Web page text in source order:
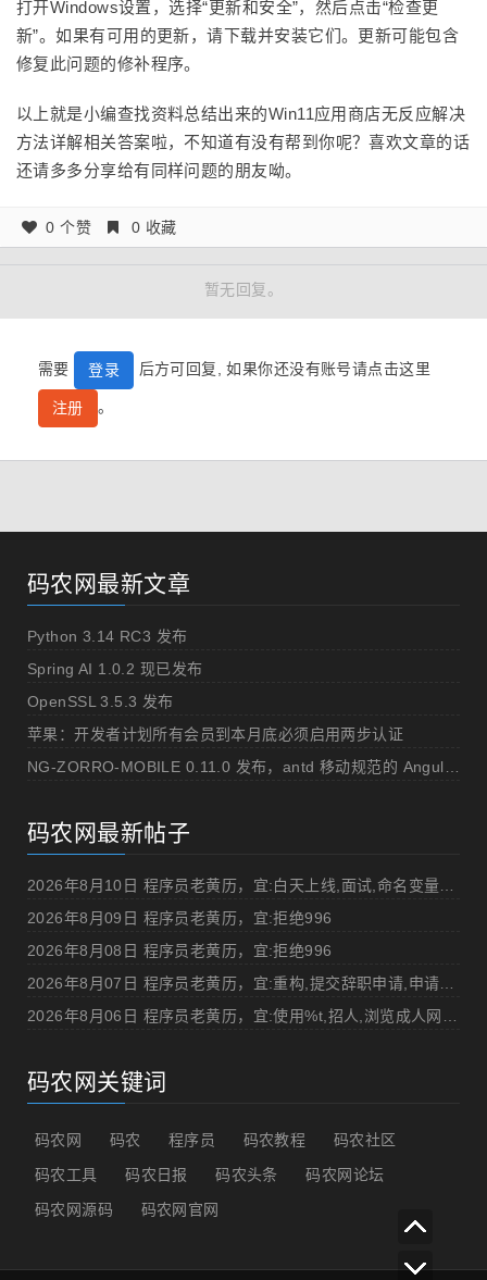
打开Windows设置，选择“更新和安全”，然后点击“检查更
新”。如果有可用的更新，请下载并安装它们。更新可能包含
修复此问题的修补程序。
以上就是小编查找资料总结出来的Win11应用商店无反应解决
方法详解相关答案啦，不知道有没有帮到你呢？喜欢文章的话
还请多多分享给有同样问题的朋友呦。
0 个赞 0 收藏
暂无回复。
需要 登录 后方可回复, 如果你还没有账号请点击这里
注册 。
码农网最新文章
Python 3.14 RC3 发布
Spring AI 1.0.2 现已发布
OpenSSL 3.5.3 发布
苹果：开发者计划所有会员到本月底必须启用两步认证
码农网最新帖子
2026年8月09日 程序员老黄历，宜:拒绝996
2026年8月08日 程序员老黄历，宜:拒绝996
码农网关键词
码农网 码农 程序员 码农教程
码农社区
码农工具
码农日报 码农头条
码农网论坛
码农网源码
码农网官网